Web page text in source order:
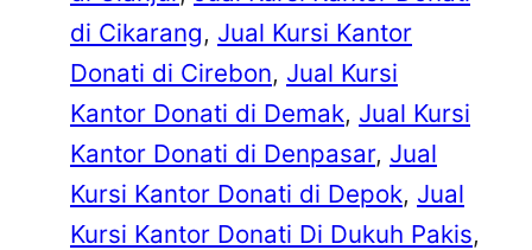
di Cikarang, Jual Kursi Kantor
Donati di Cirebon, Jual Kursi
Kantor Donati di Demak, Jual Kursi
Kantor Donati di Denpasar, Jual
Kursi Kantor Donati di Depok, Jual
Kursi Kantor Donati Di Dukuh Pakis